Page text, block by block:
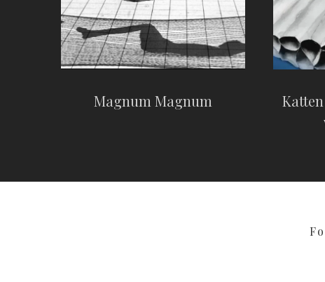
Magnum Magnum